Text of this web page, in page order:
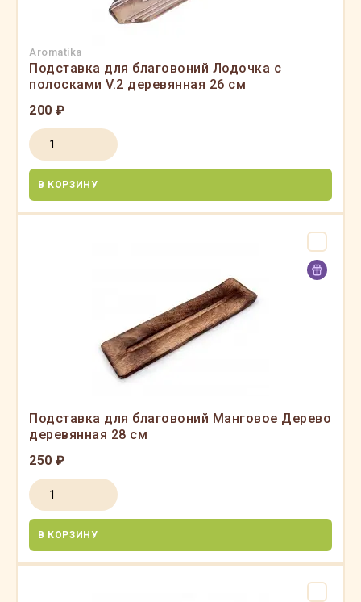
Aromatika
Подставка для благовоний Лодочка с
полосками V.2 деревянная 26 см
200 ₽
В КОРЗИНУ
Подставка для благовоний Манговое Дерево
деревянная 28 см
250 ₽
В КОРЗИНУ